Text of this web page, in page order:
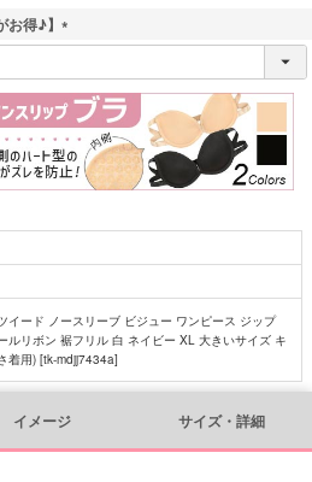
お得♪】
(
必
須
)
イード ノースリーブ ビジュー ワンピース ジップ
ルリボン 裾フリル 白 ネイビー XL 大きいサイズ キ
着用) [tk-mdjj7434a]
イメージ サイズ・詳細